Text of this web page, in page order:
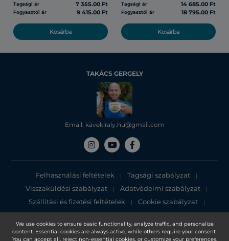
We use cookies to ensure basic functionality, analyze traffic, and personalize
content. Essential cookies are always active, while others require your consent.
You can accept all, reject non-essential cookies, or customize your preferences.
Tagsági ár 7 355.00 Ft
Fogyasztói ár 9 415.00 Ft
Kosárba
Tagsági ár 14 685.00 Ft
Fogyasztói ár 18 795.00 Ft
Kosárba
TAKÁCS GERGELY
Email: kavekiraly.hu@gmail.com
Felhasználási feltételek | Tagsági szabályzat |
Visszaküldési szabályzat | Adatvédelmi szabályzat |
Szállítási és fizetési feltételek | Cookie szabályzat |
Adatvédelmi tájékoztató
Copyright 2025, DXN Holdings Bhd. 199501033918 (363120-V)